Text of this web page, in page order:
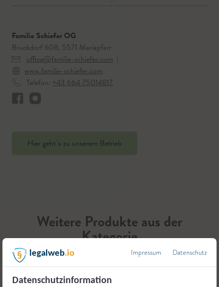
Familie Schiefer OG
Bruckdorf 608, 5571 Mariapfarr
office@familie-schiefer.com |
www.familie-schiefer.com
Telefon: +43 664 75014817
Hier geht`s zu unserem Betrieb
Weitere Produkte aus der
Kategorie
Alkoholische Getränke
legalweb.io Impressum Datenschutz
Datenschutzinformation